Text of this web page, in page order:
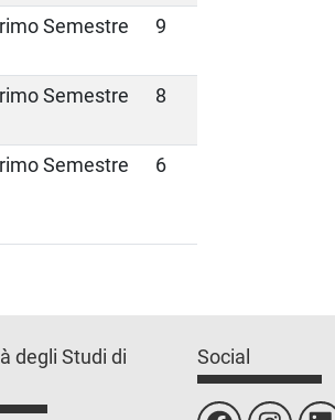
Semestre 9
Semestre 8
Semestre 6
degli Studi di
Social